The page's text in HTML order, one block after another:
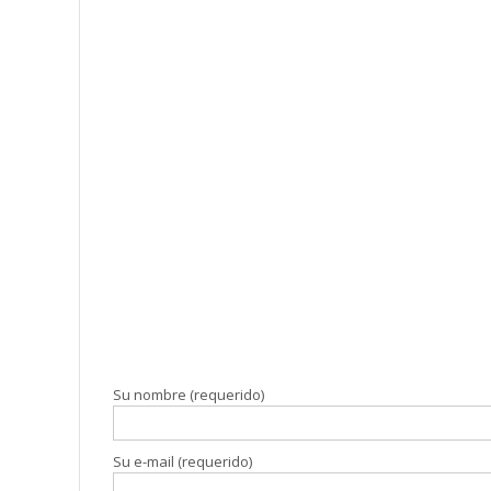
Su nombre (requerido)
Su e-mail (requerido)